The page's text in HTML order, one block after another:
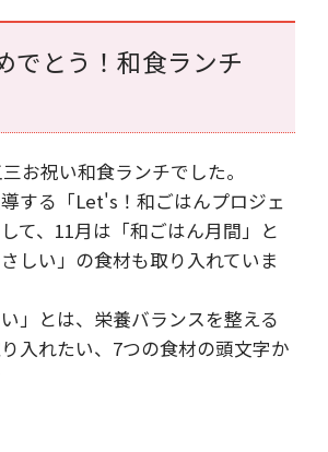
でとう！和食ランチ
お祝い和食ランチでした。
する「Let's！和ごはんプロジェ
て、11月は「和ごはん月間」と
しい」の食材も取り入れていま
い」とは、栄養バランスを整える
入れたい、7つの食材の頭文字か